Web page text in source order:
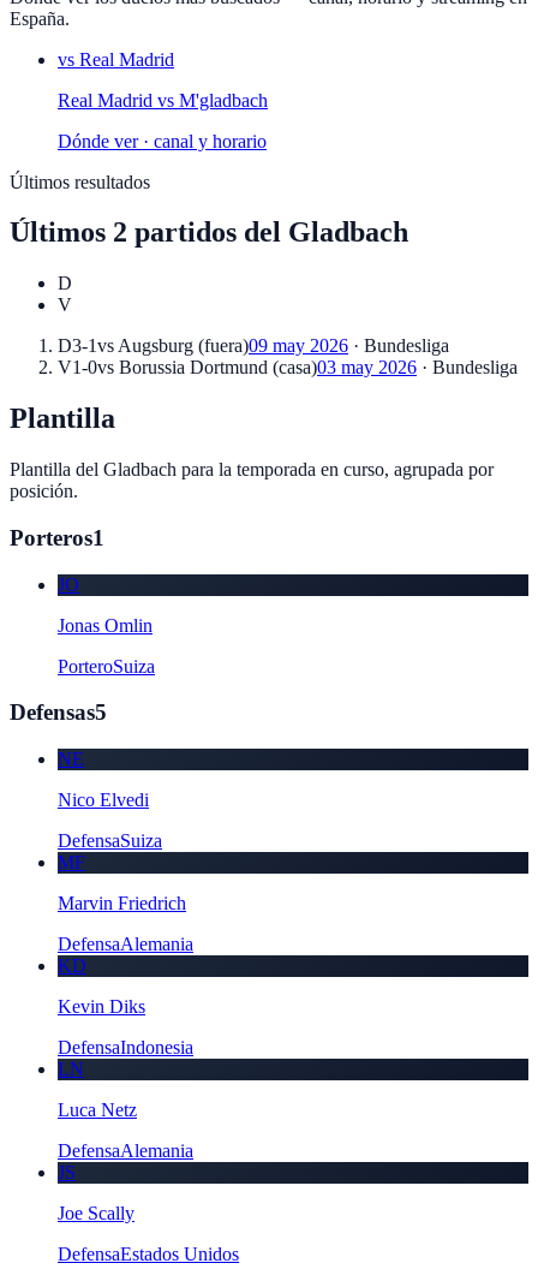
España.
vs Real Madrid
Real Madrid vs M'gladbach
Dónde ver · canal y horario
Últimos resultados
Últimos 2 partidos del Gladbach
D
V
D3-1vs Augsburg (fuera)09 may 2026 · Bundesliga
V1-0vs Borussia Dortmund (casa)03 may 2026 · Bundesliga
Plantilla
Plantilla del Gladbach para la temporada en curso, agrupada por
posición.
Porteros1
JO
Jonas Omlin
PorteroSuiza
Defensas5
NE
Nico Elvedi
DefensaSuiza
MF
Marvin Friedrich
DefensaAlemania
KD
Kevin Diks
DefensaIndonesia
LN
Luca Netz
DefensaAlemania
JS
Joe Scally
DefensaEstados Unidos